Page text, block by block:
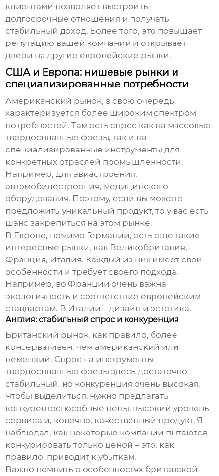
клиентами позволяет выстроить
долгосрочные отношения и получать
стабильный доход. Более того, это повышает
репутацию вашей компании и открывает
двери на другие европейские рынки.
США и Европа: нишевые рынки и
специализированные потребности
Американский рынок, в свою очередь,
характеризуется более широким спектром
потребностей. Там есть спрос как на массовые
твердосплавные фрезы, так и на
специализированные инструменты для
конкретных отраслей промышленности.
Например, для авиастроения,
автомобилестроения, медицинского
оборудования. Поэтому, если вы можете
предложить уникальный продукт, то у вас есть
шанс закрепиться на этом рынке.
В Европе, помимо Германии, есть еще такие
интересные рынки, как Великобритания,
Франция, Италия. Каждый из них имеет свои
особенности и требует своего подхода.
Например, во Франции очень важна
экологичность и соответствие европейским
стандартам. В Италии – дизайн и эстетика.
Англия: стабильный спрос и конкуренция
Британский рынок, как правило, более
консервативен, чем американский или
немецкий. Спрос на инструменты
твердосплавные фрезы здесь достаточно
стабильный, но конкуренция очень высокая.
Чтобы выделиться, нужно предлагать
конкурентоспособные цены, высокий уровень
сервиса и, конечно, качественный продукт. Я
наблюдал, как некоторые компании пытаются
конкурировать только ценой – это, как
правило, приводит к убыткам.
Важно помнить о особенностях британской